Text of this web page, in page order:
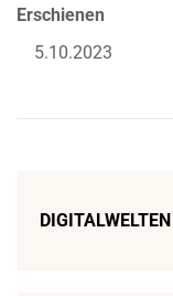
Erschienen
5.10.2023
DIGITALWELTEN